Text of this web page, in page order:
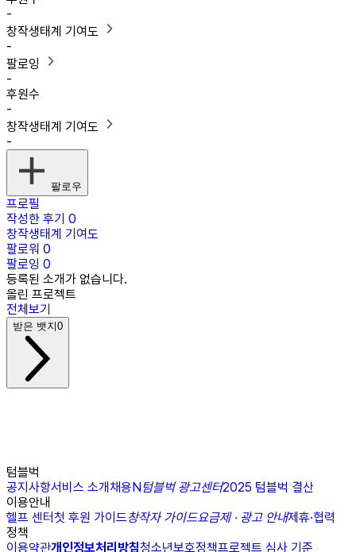
-
창작생태계 기여도
-
팔로잉
-
후원수
-
창작생태계 기여도
-
팔로우
프로필
작성한 후기 0
창작생태계 기여도
팔로워 0
팔로잉 0
등록된 소개가 없습니다.
올린 프로젝트
전체보기
받은 뱃지0
텀블벅
공지사항서비스 소개채용N텀블벅 광고센터2025 텀블벅 결산
이용안내
헬프 센터첫 후원 가이드창작자 가이드요금제 · 광고 안내제휴·협력
정책
이용약관개인정보처리방침청소년보호정책프로젝트 심사 기준